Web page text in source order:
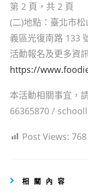
第 2 頁，共 2 頁
(二)地點：臺北市
義區光復南路 133
活動報名及更多資
https://
本活動相關事宜，
66365870 /
Post Views: 768
相關內容